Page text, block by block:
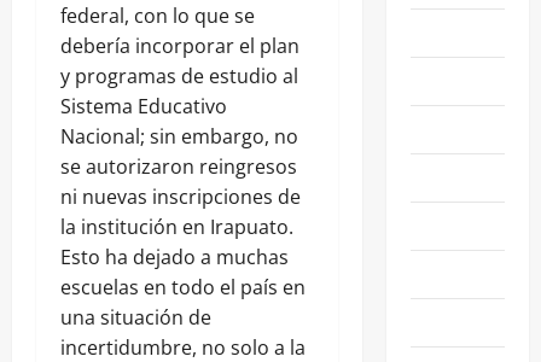
federal, con lo que se
debería incorporar el plan
y programas de estudio al
Sistema Educativo
Nacional; sin embargo, no
se autorizaron reingresos
ni nuevas inscripciones de
la institución en Irapuato.
Esto ha dejado a muchas
escuelas en todo el país en
una situación de
incertidumbre, no solo a la